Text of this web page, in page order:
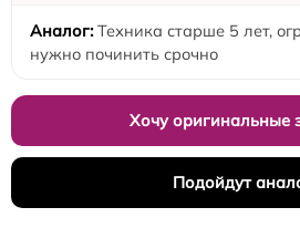
Техника старше 5 лет,
нужно починить срочно
Хочу оригинальные
Подойдут